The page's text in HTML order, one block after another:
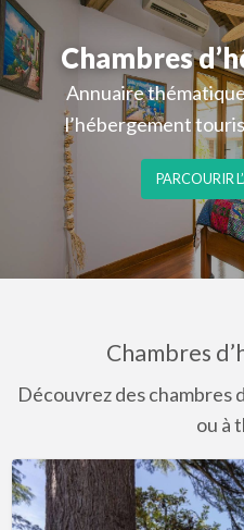
Chambres
Annuaire
l’hébergement
PARCOURIR
Chambres
Découvrez des chambres
ou à